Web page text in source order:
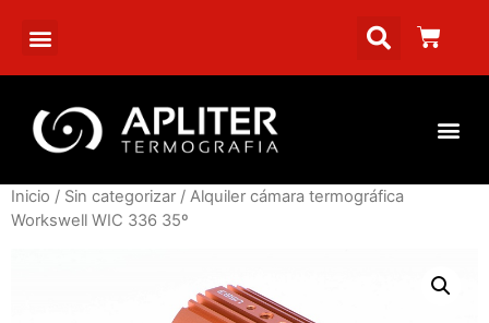
Inicio / Sin categorizar / Alquiler cámara termográfica
Workswell WIC 336 35º